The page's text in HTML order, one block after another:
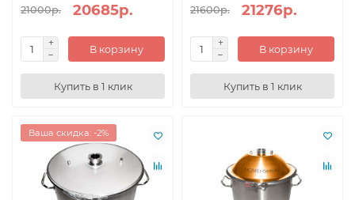
21000р. 20685р.
В корзину
Купить в 1 клик
21600р. 21276р.
В корзину
Купить в 1 клик
Ваша скидка: -2%